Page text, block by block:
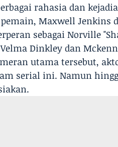
rahasia dan
Maxwell Jenkins
sebagai Norville
Dinkley dan
utama tersebut,
serial ini. Namun